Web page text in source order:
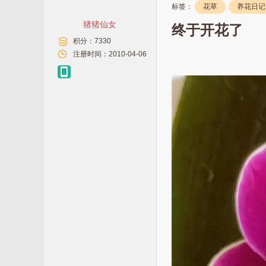
猪猪仙女
积分： 7330
注册时间： 2010-04-06
标签： 花草 养花日记
终于开花了